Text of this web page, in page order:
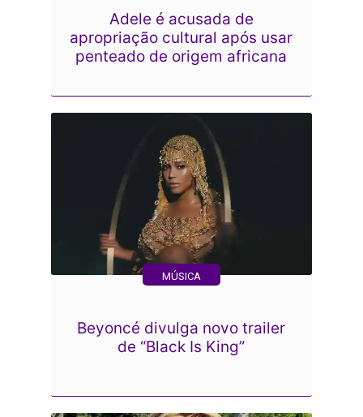
Adele é acusada de
apropriação cultural após usar
penteado de origem africana
MÚSICA
Beyoncé divulga novo trailer
de “Black Is King”